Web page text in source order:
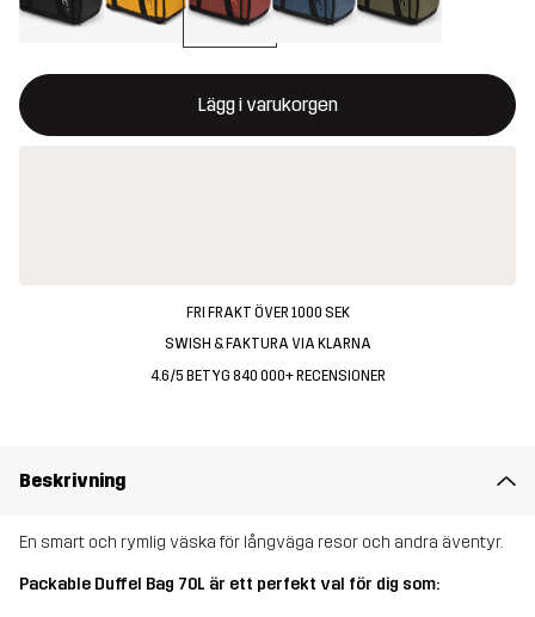
Lägg i varukorgen
Denna knapp kommer att öppna en modal som bekräftar en ny
{{size}} inte tillgänglig
FRI FRAKT ÖVER 1000 SEK
SWISH & FAKTURA VIA KLARNA
4.6/5 BETYG 840 000+ RECENSIONER
Beskrivning
En smart och rymlig väska för långväga resor och andra äventyr.
Packable Duffel Bag 70L är ett perfekt val för dig som: